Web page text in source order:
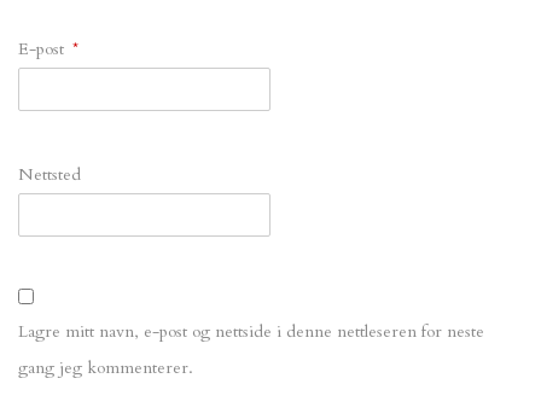
E-post *
Nettsted
Lagre mitt navn, e-post og nettside i denne nettleseren for neste
gang jeg kommenterer.